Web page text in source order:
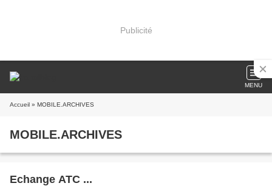
Publicité
MENU
Accueil » MOBILE.ARCHIVES
MOBILE.ARCHIVES
Echange ATC ...